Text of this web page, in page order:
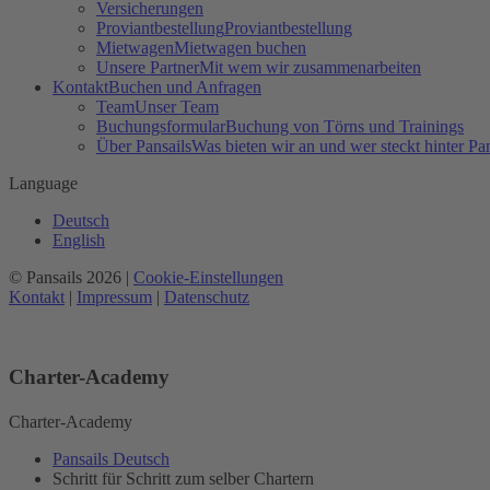
Versicherungen
ProviantbestellungProviantbestellung
MietwagenMietwagen buchen
Unsere PartnerMit wem wir zusammenarbeiten
KontaktBuchen und Anfragen
TeamUnser Team
BuchungsformularBuchung von Törns und Trainings
Über PansailsWas bieten wir an und wer steckt hinter
Language
Deutsch
English
© Pansails 2026 | Cookie-Einstellungen
Kontakt | Impressum | Datenschutz
Charter-Academy
Charter-Academy
Pansails Deutsch
Schritt für Schritt zum selber Chartern